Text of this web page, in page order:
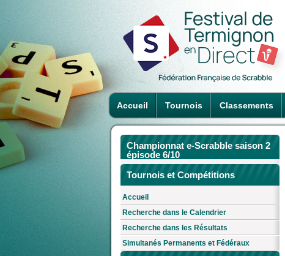
Accueil Tournois Classements
Championnat e-Scrabble saison 2
épisode 6/10
Tournois et Compétitions
Accueil
Recherche dans le Calendrier
Recherche dans les Résultats
Simultanés Permanents et Fédéraux